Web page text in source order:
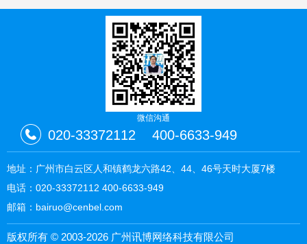
微信沟通
020-33372112 400-6633-949
地址：广州市白云区人和镇鹤龙六路42、44、46号天时大厦7楼
电话： 020-33372112 400-6633-949
邮箱：bairuo@cenbel.com
版权所有 © 2003-2026 广州讯博网络科技有限公司